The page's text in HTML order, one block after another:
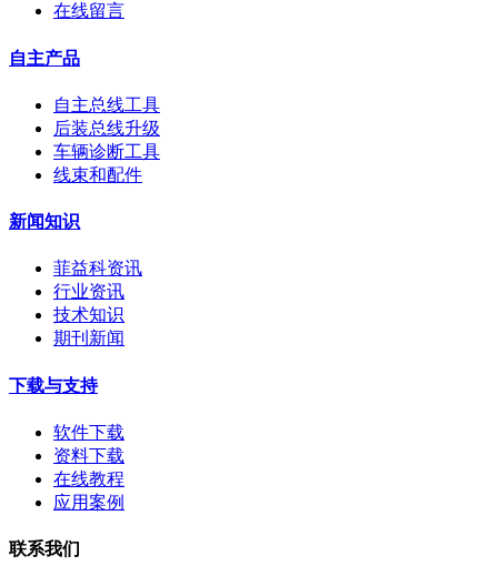
在线留言
自主产品
自主总线工具
后装总线升级
车辆诊断工具
线束和配件
新闻知识
菲益科资讯
行业资讯
技术知识
期刊新闻
下载与支持
软件下载
资料下载
在线教程
应用案例
联系我们